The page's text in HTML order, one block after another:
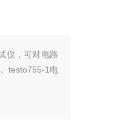
仪，可对电路
testo755-1电